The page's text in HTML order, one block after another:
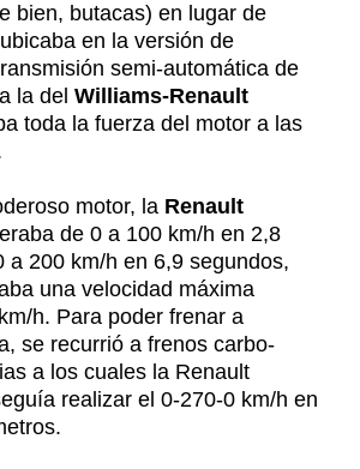
bien, butacas) en lugar de
en la versión de
semi-automática de
la del Williams-Renault
toda la fuerza del motor a las
motor, la Renault
de 0 a 100 km/h en 2,8
a 200 km/h en 6,9 segundos,
una velocidad máxima
h. Para poder frenar a
se recurrió a frenos carbo-
a los cuales la Renault
realizar el 0-270-0 km/h en